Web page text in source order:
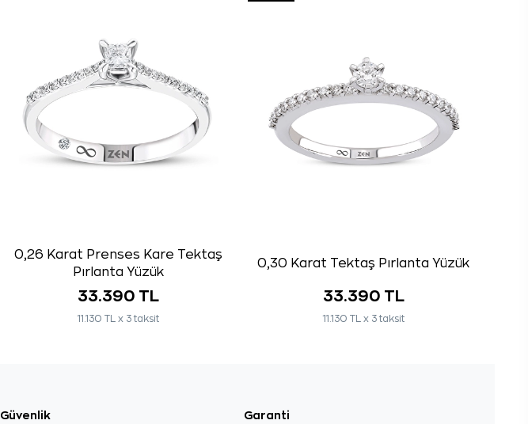
0,26 Karat Prenses Kare Tektaş
Pırlanta Yüzük
33.390 TL
11.130 TL x 3 taksit
0,30 Karat Tektaş Pırlanta Yüzük
33.390 TL
11.130 TL x 3 taksit
Güvenlik Garanti